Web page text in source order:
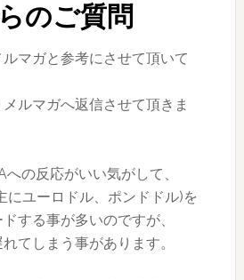
のご質問
マガと参考にさせて頂いて
ルマガへ返信させて頂きま
への反応がいい気がして、
にユーロドル、ポンドドル)を
する事が多いのですが、
てしまう事があります。